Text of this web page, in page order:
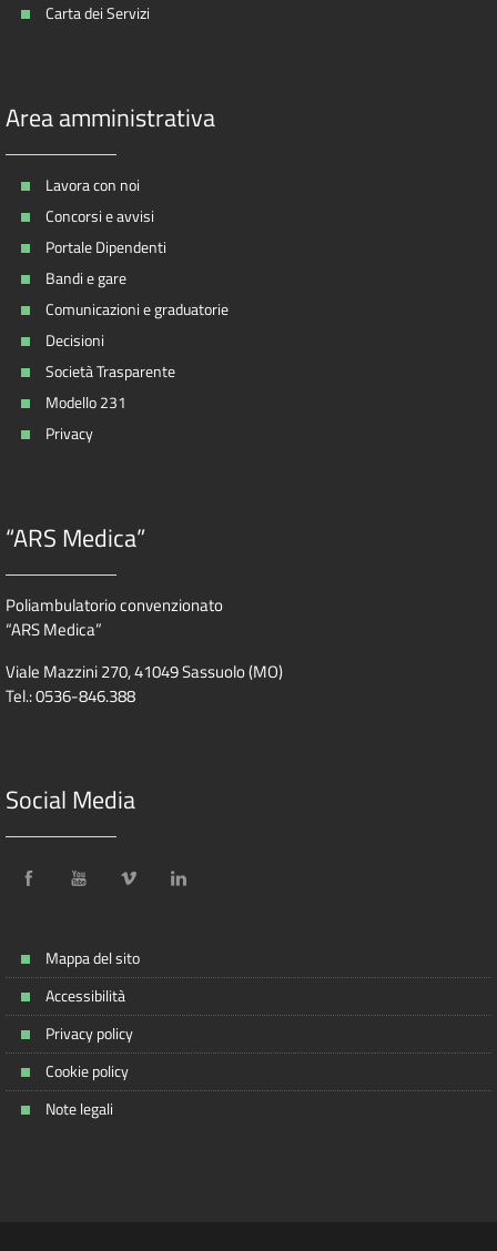
Carta dei Servizi
Area amministrativa
Lavora con noi
Concorsi e avvisi
Portale Dipendenti
Bandi e gare
Comunicazioni e graduatorie
Decisioni
Società Trasparente
Modello 231
Privacy
“ARS Medica”
Poliambulatorio convenzionato
“ARS Medica”
Viale Mazzini 270, 41049 Sassuolo (MO)
Tel.: 0536-846.388
Social Media
Mappa del sito
Accessibilità
Privacy policy
Cookie policy
Note legali